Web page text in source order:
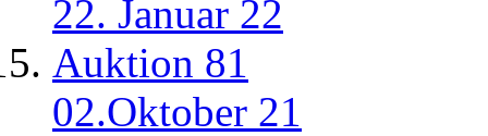
22. Januar 22
Auktion 81
02.Oktober 21